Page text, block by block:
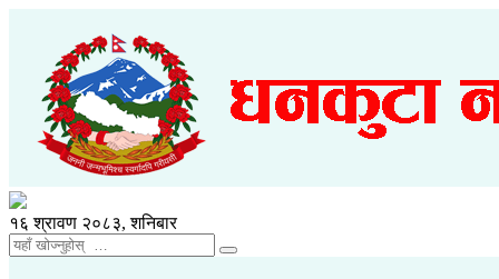
१६ श्रावण २०८३, शनिबार